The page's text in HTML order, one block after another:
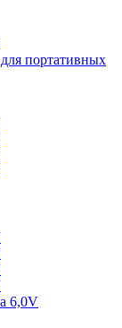
портативных
6,0V